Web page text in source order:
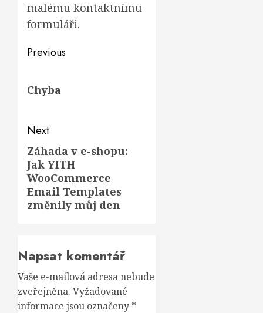
malému kontaktnímu
formuláři.
Post
Previous
post:
Chyba
Next
Next
post:
Záhada v e-shopu:
Jak YITH
WooCommerce
Email Templates
změnily můj den
Napsat komentář
Vaše e-mailová adresa nebude
zveřejněna. Vyžadované
informace jsou označeny *